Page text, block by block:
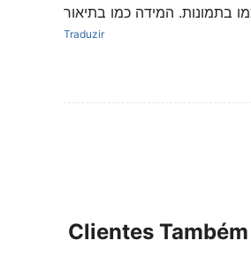
Traduzir
Clientes